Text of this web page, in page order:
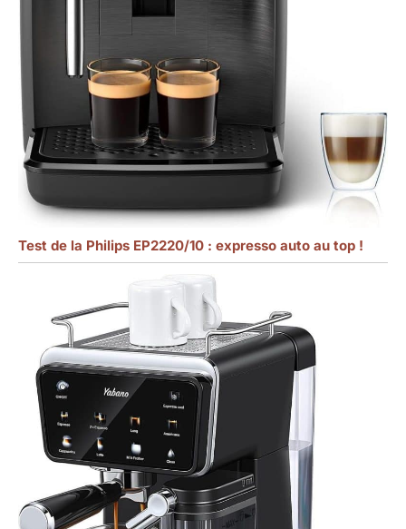
Test de la Philips EP2220/10 : expresso auto au top !